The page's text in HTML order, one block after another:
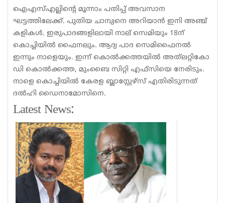
Sports
Jwala
Classifieds
Law
Gallery
ഐഎസ്എല്ലിന്റെ മൂന്നാം പതിപ്പ് അവസാന
ഘട്ടത്തിലേക്ക്. പുതിയ ചാമ്പ്യനെ അറിയാന്‍ ഇനി അഞ്ച്
കളികള്‍. ഇരുപാദങ്ങളിലായി നാല് സെമിയും 18ന്
കൊച്ചിയില്‍ ഫൈനലും. ആദ്യ പാദ സെമിഫൈനല്‍
ഇന്നും നാളെയും. ഇന്ന് കൊല്‍ക്കത്തയില്‍ അത്‌ലറ്റികോ
ഡി കൊല്‍ക്കത്ത, മുംബൈ സിറ്റി എഫ്‌സിയെ നേരിടും.
നാളെ കൊച്ചിയില്‍ കേരള ബ്ലാസ്റ്റേഴ്‌സ് എതിരിടുന്നത്
ദല്‍ഹി ഡൈനാമോസിനെ.
Latest News: